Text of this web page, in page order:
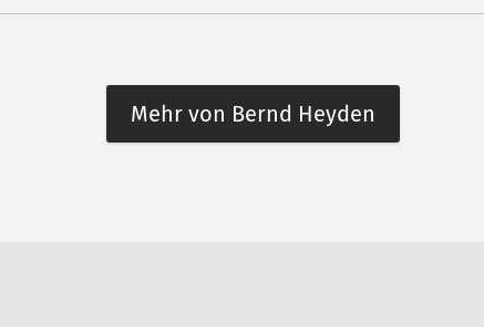
Mehr von Bernd Heyden